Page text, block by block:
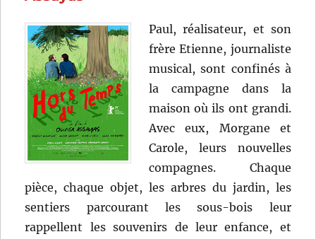
Paul, réalisateur, et son
frère Etienne, journaliste
musical, sont confinés à
la campagne dans la
maison où ils ont grandi.
Avec eux, Morgane et
Carole, leurs nouvelles
compagnes. Chaque
pièce, chaque objet, les arbres du jardin, les
sentiers parcourant les sous-bois leur
rappellent les souvenirs de leur enfance, et